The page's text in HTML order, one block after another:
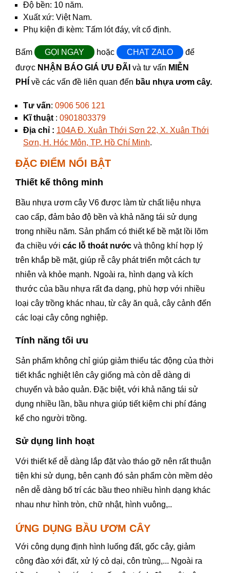
Độ bền: 10 năm.
Xuất xứ: Việt Nam.
Phụ kiện đi kèm: Tấm lót đáy, vít cố định.
Bấm GỌI NGAY hoặc CHAT ZALO
để
được NHẬN BÁO GIÁ ƯU ĐÃI và tư vấn MIỄN
PHÍ
về các vấn đề liên quan đến bầu nhựa ươm cây.
Tư vấn: 0906 506 121
Kĩ thuật : 0901803379
Địa chỉ : 104A Đ. Xuân Thới Sơn 22, X. Xuân Thới
Sơn, H. Hóc Môn, TP. Hồ Chí Minh.
ĐẶC ĐIỂM NỔI BẬT
Thiết kế thông minh
Bầu nhựa ươm cây V6 được làm từ chất liệu nhựa
cao cấp, đảm bảo độ bền và khả năng tái sử dụng
trong nhiều năm. Sản phẩm có thiết kế bề mặt lồi lõm
đa chiều với các lỗ thoát nước và thông khí hợp lý
trên khắp bề mặt, giúp rễ cây phát triển một cách tự
nhiên và khỏe mạnh. Ngoài ra, hình dạng và kích
thước của bầu nhựa rất đa dạng, phù hợp với nhiều
loại cây trồng khác nhau, từ cây ăn quả, cây cảnh đến
các loại cây công nghiệp.
Tính năng tối ưu
Sản phẩm không chỉ giúp giảm thiểu tác động của thời
tiết khắc nghiệt lên cây giống mà còn dễ dàng di
chuyển và bảo quản. Đặc biệt, với khả năng tái sử
dụng nhiều lần, bầu nhựa giúp tiết kiệm chi phí đáng
kể cho người trồng.
Sử dụng linh hoạt
Với thiết kế dễ dàng lắp đặt vào tháo gỡ nên rất thuận
tiện khi sử dụng, bên cạnh đó sản phẩm còn mềm dẻo
nên dễ dàng bố trí các bầu theo nhiều hình dạng khác
nhau như hình tròn, chữ nhật, hình vuông,..
ỨNG DỤNG BẦU ƯƠM CÂY
Với công dụng định hình luống đất, gốc cây, giảm
công đào xới đất, xử lý cỏ dại, côn trùng,... Ngoài ra